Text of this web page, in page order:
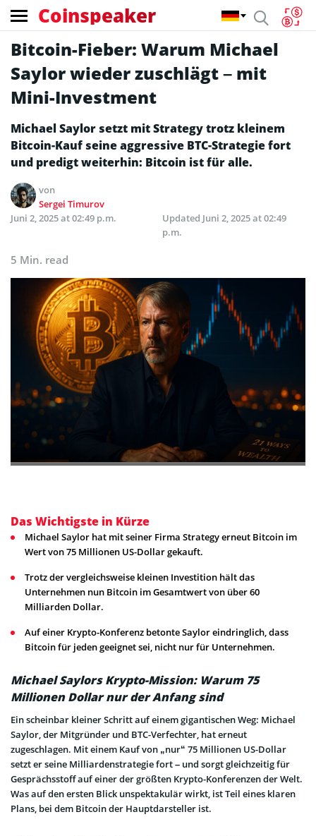
Coinspeaker
Bitcoin-Fieber: Warum Michael
Saylor wieder zuschlägt – mit
Mini-Investment
Michael Saylor setzt mit Strategy trotz kleinem
Bitcoin-Kauf seine aggressive BTC-Strategie fort
und predigt weiterhin: Bitcoin ist für alle.
von
Sergei Timurov
Juni 2, 2025 at 02:49 p.m.
Updated Juni 2, 2025 at 02:49
p.m.
5 Min. read
Das Wichtigste in Kürze
Michael Saylor hat mit seiner Firma Strategy erneut Bitcoin im
Wert von 75 Millionen US-Dollar gekauft.
Trotz der vergleichsweise kleinen Investition hält das
Unternehmen nun Bitcoin im Gesamtwert von über 60
Milliarden Dollar.
Auf einer Krypto-Konferenz betonte Saylor eindringlich, dass
Bitcoin für jeden geeignet sei, nicht nur für Unternehmen.
Michael Saylors Krypto-Mission: Warum 75
Millionen Dollar nur der Anfang sind
Ein scheinbar kleiner Schritt auf einem gigantischen Weg: Michael
Saylor, der Mitgründer und BTC-Verfechter, hat erneut
zugeschlagen. Mit einem Kauf von „nur“ 75 Millionen US-Dollar
setzt er seine Milliardenstrategie fort – und sorgt gleichzeitig für
Gesprächsstoff auf einer der größten Krypto-Konferenzen der Welt.
Was auf den ersten Blick unspektakulär wirkt, ist Teil eines klaren
Plans, bei dem Bitcoin der Hauptdarsteller ist.